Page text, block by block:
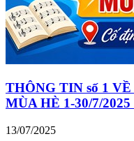
THÔNG TIN số 1
MÙA HÈ 1-30/7/
13/07/2025